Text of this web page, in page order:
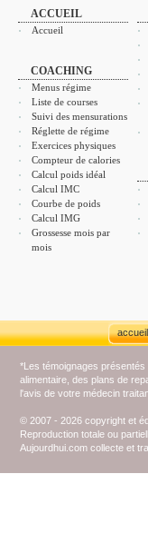
ACCUEIL
Accueil
COACHING
Menus régime
Liste de courses
Suivi des mensurations
Réglette de régime
Exercices physiques
Compteur de calories
Calcul poids idéal
Calcul IMC
Courbe de poids
Calcul IMG
Grossesse mois par
mois
accueil
*Les témoignages
alimentaire, des plans de
l'avis de votre médecin
© 2007 - 2026 copyright et
Reproduction totale ou
Aujourdhui.com collecte et